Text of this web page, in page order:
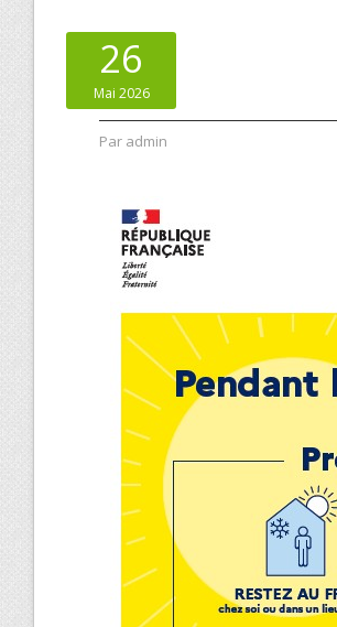
26
Mai 2026
Par admin